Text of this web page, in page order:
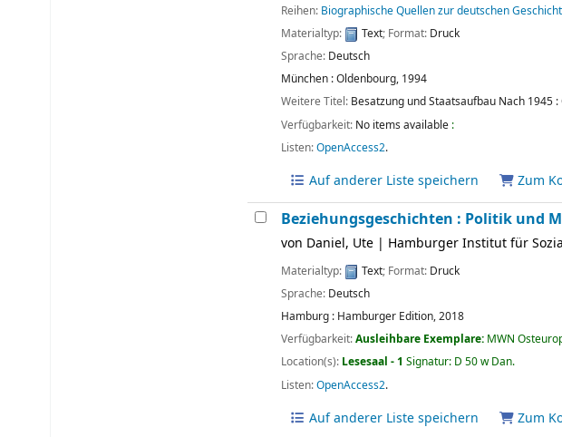
Reihen: Biographische Quellen zur deutschen
Materialtyp:
Text; Format: Druck
Sprache: Deutsch
München :Oldenbourg, 1994
Weitere Titel: Besatzung und Staatsaufbau Nach 1945
Verfügbarkeit: No items available :
Listen:OpenAccess2.
Auf anderer Liste speichern Zum
Beziehungsgeschichten : Politik und
von Daniel, Ute| Hamburger Institut für
Materialtyp: Text; Format: Druck
Sprache: Deutsch
Hamburg : Hamburger Edition,2018
Verfügbarkeit:Ausleihbare Exemplare: MWN
Location(s): Lesesaal - 1Signatur: D 50 w Dan.
Listen:OpenAccess2.
Auf anderer Liste speichern Zum